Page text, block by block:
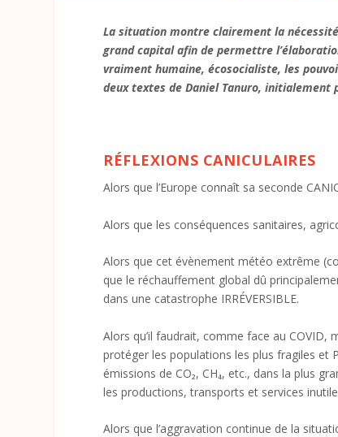
La situation montre clairement la
grand capital afin de permettre
vraiment humaine, écosocialiste, les
deux textes de Daniel Tanuro, initialement
RÉFLEXIONS CANICULAIRES
Alors que l’Europe connaît sa seconde
Alors que les conséquences sanitaires,
Alors que cet évènement météo extrême
que le réchauffement global dû
dans une catastrophe IRRÉVERSIBLE.
Alors qu’il faudrait, comme face au COVID,
protéger les populations les plus fragiles et
émissions de CO₂, CH₄, etc., dans la plus
les productions, transports et services
Alors que l’aggravation continue de la